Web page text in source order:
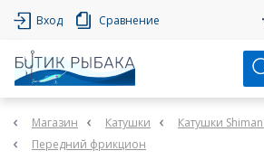
Вход Сравнение
Магазин Катушки
Катушки
Передний фрикцион